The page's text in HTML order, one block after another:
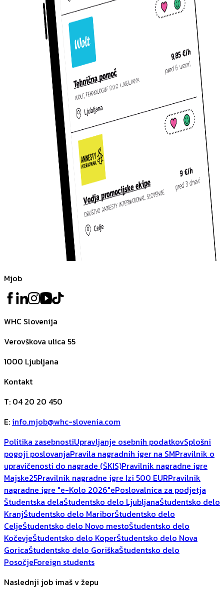
Mjob
WHC Slovenija
Verovškova ulica 55
1000 Ljubljana
Kontakt
T: 04 20 20 450
E: info.mjob@whc-slovenia.com
Politika zasebnostiUpravljanje osebnih podatkovSplošni
pogoji poslovanjaPravila nagradnih iger na SMPravilnik o
upravičenosti do nagrade (ŠKIS)Pravilnik nagradne igre
Majske25Pravilnik nagradne igre Izi 500 EURPravilnik
nagradne igre "e-Kolo 2026"ePoslovalnica za podjetja
Študentska delaŠtudentsko delo LjubljanaŠtudentsko delo
KranjŠtudentsko delo MariborŠtudentsko delo
CeljeŠtudentsko delo Novo mestoŠtudentsko delo
KočevjeŠtudentsko delo KoperŠtudentsko delo Nova
GoricaŠtudentsko delo GoriškaŠtudentsko delo
PosočjeForeign students
Naslednji job imaš v žepu